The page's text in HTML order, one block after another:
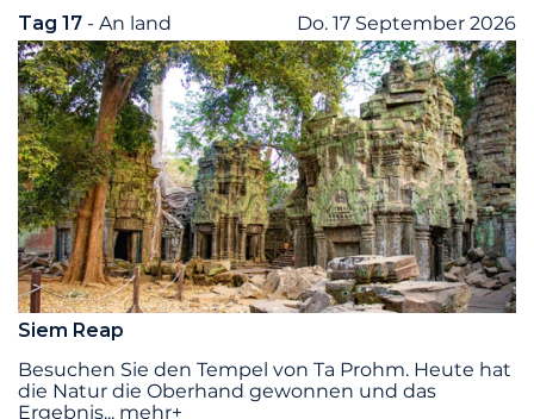
Tag 17 - An land Do. 17 September 2026
Siem Reap
Besuchen Sie den Tempel von Ta Prohm. Heute hat
die Natur die Oberhand gewonnen und das
Ergebnis... mehr+